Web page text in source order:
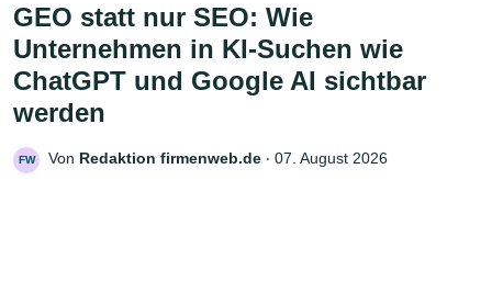
GEO statt nur SEO: Wie
Unternehmen in KI-Suchen wie
ChatGPT und Google AI sichtbar
werden
FW Von Redaktion firmenweb.de ‧ 07. August 2026